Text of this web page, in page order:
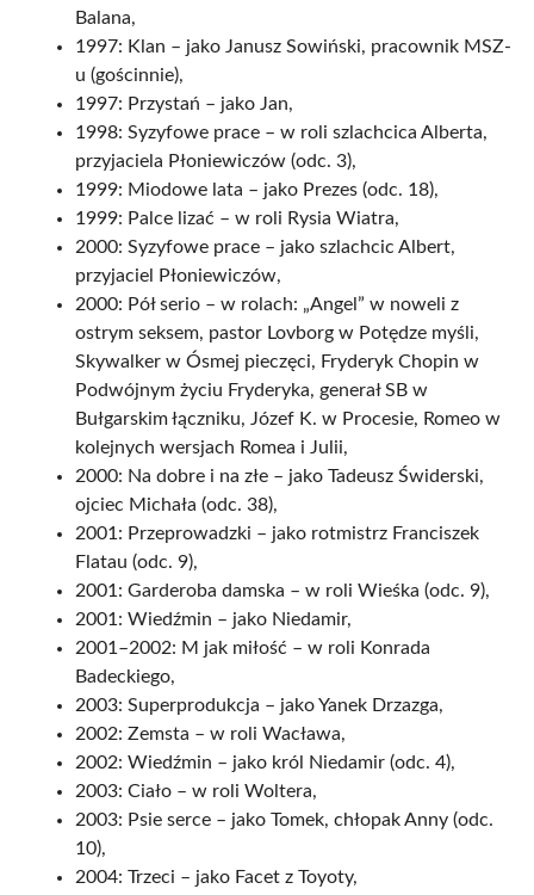
Balana,
1997: Klan – jako Janusz Sowiński, pracownik MSZ-
u (gościnnie),
1997: Przystań – jako Jan,
1998: Syzyfowe prace – w roli szlachcica Alberta,
przyjaciela Płoniewiczów (odc. 3),
1999: Miodowe lata – jako Prezes (odc. 18),
1999: Palce lizać – w roli Rysia Wiatra,
2000: Syzyfowe prace – jako szlachcic Albert,
przyjaciel Płoniewiczów,
2000: Pół serio – w rolach: „Angel” w noweli z
ostrym seksem, pastor Lovborg w Potędze myśli,
Skywalker w Ósmej pieczęci, Fryderyk Chopin w
Podwójnym życiu Fryderyka, generał SB w
Bułgarskim łączniku, Józef K. w Procesie, Romeo w
kolejnych wersjach Romea i Julii,
2000: Na dobre i na złe – jako Tadeusz Świderski,
ojciec Michała (odc. 38),
2001: Przeprowadzki – jako rotmistrz Franciszek
Flatau (odc. 9),
2001: Garderoba damska – w roli Wieśka (odc. 9),
2001: Wiedźmin – jako Niedamir,
2001–2002: M jak miłość – w roli Konrada
Badeckiego,
2003: Superprodukcja – jako Yanek Drzazga,
2002: Zemsta – w roli Wacława,
2002: Wiedźmin – jako król Niedamir (odc. 4),
2003: Ciało – w roli Woltera,
2003: Psie serce – jako Tomek, chłopak Anny (odc.
10),
2004: Trzeci – jako Facet z Toyoty,